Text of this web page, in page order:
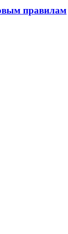
правилам